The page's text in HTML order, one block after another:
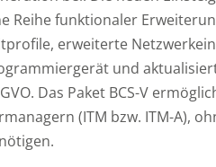
Reihe funktionaler
erweiterte
und
Das Paket BCS-V
(ITM bzw. ITM-A),